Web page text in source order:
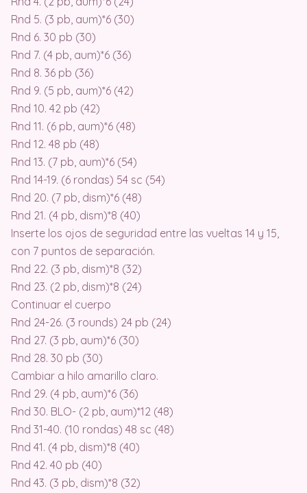
Rnd 5. (3 pb, aum)*6 (30)
Rnd 6. 30 pb (30)
Rnd 7. (4 pb, aum)*6 (36)
Rnd 8. 36 pb (36)
Rnd 9. (5 pb, aum)*6 (42)
Rnd 10. 42 pb (42)
Rnd 11. (6 pb, aum)*6 (48)
Rnd 12. 48 pb (48)
Rnd 13. (7 pb, aum)*6 (54)
Rnd 14-19. (6 rondas) 54 sc (54)
Rnd 20. (7 pb, dism)*6 (48)
Rnd 21. (4 pb, dism)*8 (40)
Inserte los ojos de seguridad entre las vueltas 14 y 15,
con 7 puntos de separación.
Rnd 22. (3 pb, dism)*8 (32)
Rnd 23. (2 pb, dism)*8 (24)
Continuar el cuerpo
Rnd 24-26. (3 rounds) 24 pb (24)
Rnd 27. (3 pb, aum)*6 (30)
Rnd 28. 30 pb (30)
Cambiar a hilo amarillo claro.
Rnd 29. (4 pb, aum)*6 (36)
Rnd 30. BLO- (2 pb, aum)*12 (48)
Rnd 31-40. (10 rondas) 48 sc (48)
Rnd 41. (4 pb, dism)*8 (40)
Rnd 42. 40 pb (40)
Rnd 43. (3 pb, dism)*8 (32)